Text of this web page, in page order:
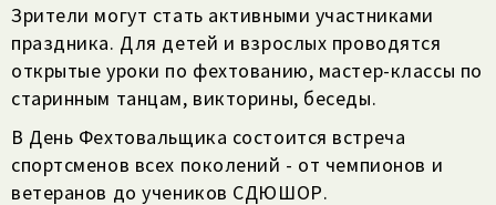
Зрители могут стать активными участниками
праздника. Для детей и взрослых проводятся
открытые уроки по фехтованию, мастер-классы по
старинным танцам, викторины, беседы.
В День Фехтовальщика состоится встреча
спортсменов всех поколений - от чемпионов и
ветеранов до учеников СДЮШОР.